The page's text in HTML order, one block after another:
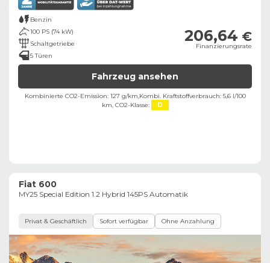
Benzin
100 PS (74 kW)
Schaltgetriebe
5 Türen
206,64 €
Finanzierungsrate
Fahrzeug ansehen
Kombinierte CO2-Emission: 127 g/km,Kombi. Kraftstoffverbrauch: 5,6 l/100
km, CO2-Klasse: D
Fiat 600
MY25 Special Edition 1.2 Hybrid 145PS Automatik
Privat & Geschäftlich Sofort verfügbar Ohne Anzahlung